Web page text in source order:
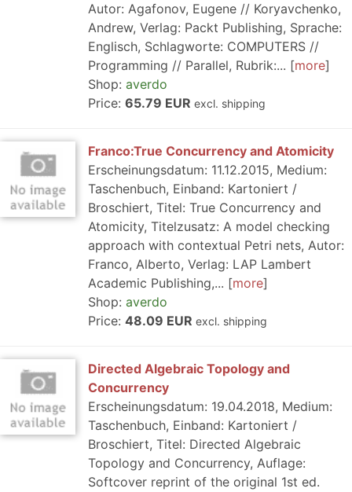
Autor: Agafonov, Eugene // Koryavchenko,
Andrew, Verlag: Packt Publishing, Sprache:
Englisch, Schlagworte: COMPUTERS //
Programming // Parallel, Rubrik:...
more
Shop: averdo
Price: 65.79 EUR excl. shipping
Franco:True Concurrency and Atomicity
Erscheinungsdatum: 11.12.2015, Medium:
Taschenbuch, Einband: Kartoniert /
Broschiert, Titel: True Concurrency and
Atomicity, Titelzusatz: A model checking
approach with contextual Petri nets, Autor:
Franco, Alberto, Verlag: LAP Lambert
Academic Publishing,...
more
Shop: averdo
Price: 48.09 EUR excl. shipping
Directed Algebraic Topology and
Concurrency
Erscheinungsdatum: 19.04.2018, Medium:
Taschenbuch, Einband: Kartoniert /
Broschiert, Titel: Directed Algebraic
Topology and Concurrency, Auflage:
Softcover reprint of the original 1st ed.